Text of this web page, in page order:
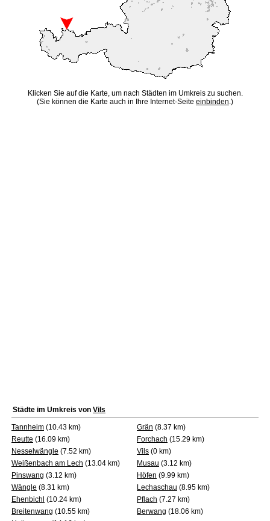
Klicken Sie auf die Karte, um nach Städten im Umkreis zu suchen.
(Sie können die Karte auch in Ihre Internet-Seite einbinden.)
Städte im Umkreis von Vils
Tannheim (10.43 km) Grän (8.37 km)
Reutte (16.09 km) Forchach (15.29 km)
Nesselwängle (7.52 km) Vils (0 km)
Weißenbach am Lech (13.04 km) Musau (3.12 km)
Pinswang (3.12 km) Höfen (9.99 km)
Wängle (8.31 km) Lechaschau (8.95 km)
Ehenbichl (10.24 km) Pflach (7.27 km)
Breitenwang (10.55 km) Berwang (18.06 km)